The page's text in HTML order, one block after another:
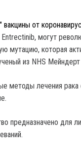
от
могут
мутацию, которая
из NHS
методы лечения
предназначено для